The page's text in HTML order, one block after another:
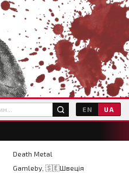
EN UA
Death Metal
Gamleby, 🇸🇪Швеція